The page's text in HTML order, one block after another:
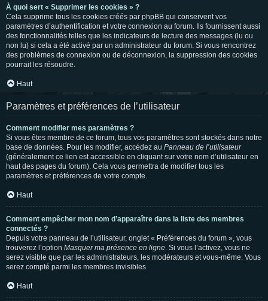
À quoi sert « Supprimer les cookies » ?
Cela supprime tous les cookies créés par phpBB qui conservent vos
paramètres d’authentification et votre connexion au forum. Ils fournissent aussi
des fonctionnalités telles que les indicateurs de lecture des messages (lu ou
non lu) si cela a été activé par un administrateur du forum. Si vous rencontrez
des problèmes de connexion ou de déconnexion, la suppression des cookies
pourrait les résoudre.
Haut
Paramètres et préférences de l’utilisateur
Comment modifier mes paramètres ?
Si vous êtes membre de ce forum, tous vos paramètres sont stockés dans notre
base de données. Pour les modifier, accédez au Panneau de l’utilisateur
(généralement ce lien est accessible en cliquant sur votre nom d’utilisateur en
haut des pages du forum). Cela vous permettra de modifier tous les
paramètres et préférences de votre compte.
Haut
Comment empêcher mon nom d’apparaître dans la liste des membres
connectés ?
Depuis votre panneau de l’utilisateur, onglet « Préférences du forum », vous
trouverez l’option Masquer ma présence en ligne. Si vous l’activez, vous ne
serez visible que par les administrateurs, les modérateurs et vous-même. Vous
serez compté parmi les membres invisibles.
Haut